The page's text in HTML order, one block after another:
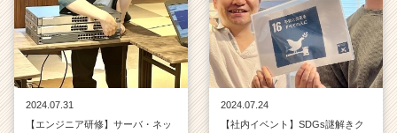
2024.07.31
【エンジニア研修】サーバ・ネッ
2024.07.24
【社内イベント】SDGs謎解きク